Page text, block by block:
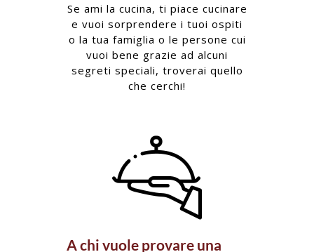
Se ami la cucina, ti piace cucinare
e vuoi sorprendere i tuoi ospiti
o la tua famiglia o le persone cui
vuoi bene grazie ad alcuni
segreti speciali, troverai quello
che cerchi!
A chi vuole provare una